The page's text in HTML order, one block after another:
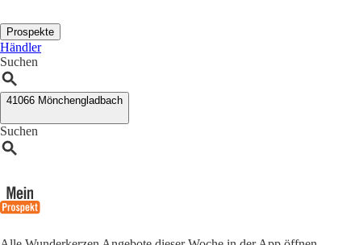
Prospekte
Händler
Suchen
41066 Mönchengladbach
Suchen